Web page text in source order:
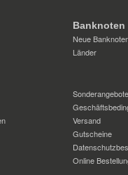
Banknoten
Neue
Länder
Sonderangebote
Versand
Gutscheine
Online